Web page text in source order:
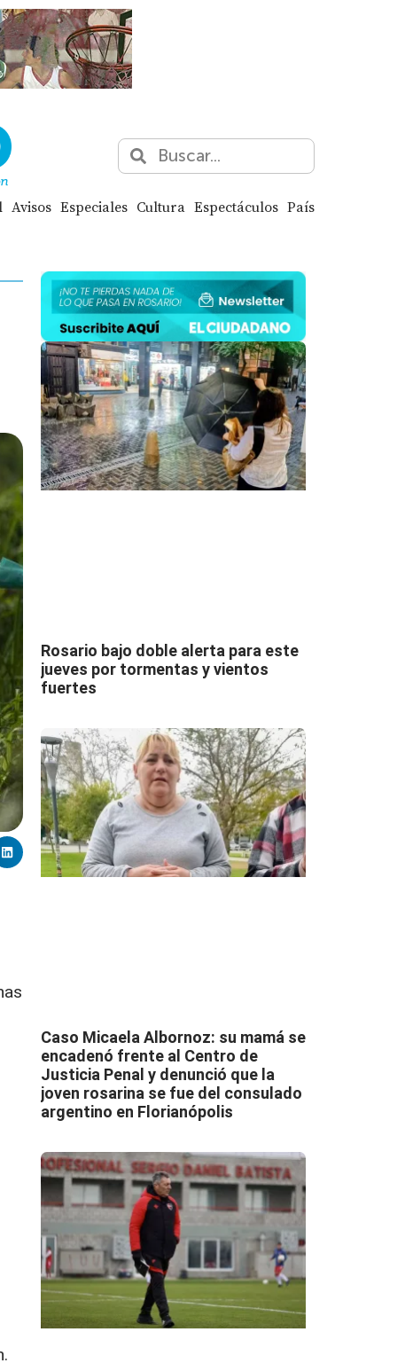
Avisos Especiales Cultura Espectáculos País
Rosario bajo doble alerta para este
jueves por tormentas y vientos
fuertes
Caso Micaela Albornoz: su mamá se
encadenó frente al Centro de
Justicia Penal y denunció que la
joven rosarina se fue del consulado
argentino en Florianópolis